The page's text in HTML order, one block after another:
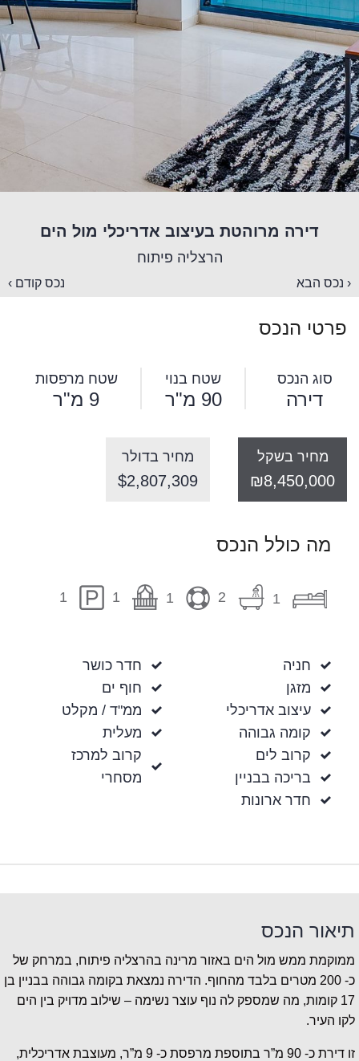
דירה מרוהטת בעיצוב אדריכלי מול הים
הרצליה פיתוח
‹ נכס הבא נכס קודם ›
פרטי הנכס
סוג הנכס
דירה
שטח בנוי
90 מ"ר
שטח מרפסות
9 מ"ר
מחיר בשקל
₪8,450,000
מחיר בדולר
$2,807,309
מה כולל הנכס
1
2
1
1
1
חניה
מזגן
עיצוב אדריכלי
קומה גבוהה
קרוב לים
בריכה בבניין
חדר ארונות
חדר כושר
חוף ים
ממ"ד / מקלט
מעלית
קרוב למרכז
מסחרי
תיאור הנכס
ממוקמת ממש מול הים באזור מרינה בהרצליה פיתוח, במרחק של
כ- 200 מטרים בלבד מהחוף. הדירה נמצאת בקומה גבוהה בבניין בן
17 קומות, מה שמספק לה נוף עוצר נשימה – שילוב מדויק בין הים
לקו העיר.
זו דירת כ- 90 מ”ר בתוספת מרפסת כ- 9 מ”ר, מעוצבת אדריכלית,